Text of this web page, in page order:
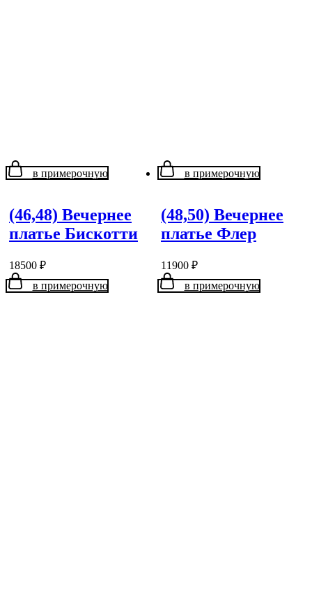
в примерочную
(46,48) Вечернее
платье Бискотти
18500 ₽
в примерочную
в примерочную
(48,50) Вечернее
платье Флер
11900 ₽
в примерочную